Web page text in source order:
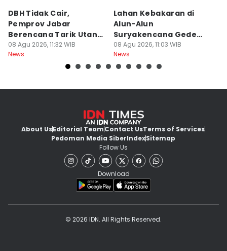
DBH Tidak Cair,
Pemprov Jabar
Berencana Tarik Utang
Rp3,4 Triliun
08 Agu 2026, 11:32 WIB
News
Lahan Kebakaran di
Alun-Alun
Suryakencana Gede
Pangrango Capai 1
Hektare
08 Agu 2026, 11:03 WIB
News
About UsEditorial TeamContact UsTerms of Services
Pedoman Media SiberIndexSitemap
Follow Us
Download
© 2026 IDN. All Rights Reserved.